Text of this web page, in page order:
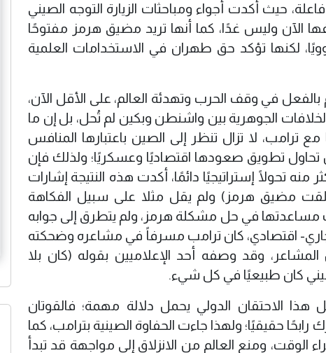
حيث أكدت أجواء ومباحثات الزيارة التوجه الصيني
الآن وليس غدًا، كما أنها تريد مضيق هرمز مفتوحًا
لكنها تؤكد حق طهران في الاستخدامات العلمية
في وقف الحرب وتهدئة العالم، على الأقل الآن،
الجوهرية بين واشنطن وبكين لم تُحل، بل إن ما
لا تزال تنظر إلى الصين باعتبارها المنافس
تحاول تطويق صعودها اقتصاديًا وعسكريًا؛ ولذلك فإن
تحولًا إستراتيجيًا دائمًا، أكدت هذه النتيجة إشارات
مضيق هرمز) ولم يقل مثلا على سبيل الفكاهة
في حل مشكلة هرمز، ولم يتطرق إلى جوابه
اقتصادي، كان ترامب مسرفاً في مشاعره وضحكته
وقد وصفه أحد الإعلاميين بقوله (كان بلا
كان طبيعيًا في كل شيء.
الاحتقان الدولي يحمل دلالة مهمة؛ فالقوتان
حقيقيًا؛ ولهذا جاءت الحفاوة الصينية بترامب، كما
الوقت، ومنع العالم من الانزلاق إلى مواجهة قد تبدأ